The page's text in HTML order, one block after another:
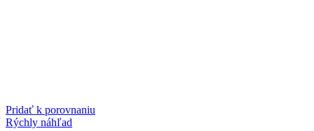
Pridať k porovnaniu
Rýchly náhľad